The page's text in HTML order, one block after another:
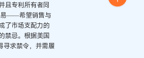
且专利所有者同
易——希望销售与
了市场支配力的
禁忌。根据美国
寻求禁令，并需履